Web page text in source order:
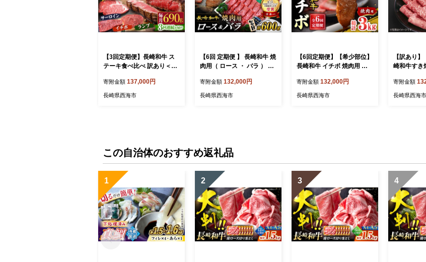
【3回定期便】長崎和牛 ス
テーキ食べ比べ 訳あり＜ス
9]
寄附金額 137,000円
長崎県西海市
【6回 定期便 】 長崎和牛 焼
肉用（ ロース ・ バラ ） 計
＜スーパーウエスト＞ [CA
G209]
寄附金額 132,000円
長崎県西海市
【6回定期便】【希少部位】
長崎和牛 イチボ 焼肉用 約5
ウエスト＞ [CAG271]
寄附金額 132,000円
長崎県西海市
【訳あり
崎和牛すき
ーパーウエ
7]
寄附金額
長崎県西海市
この自治体のおすすめ返礼品
1 2 3 4